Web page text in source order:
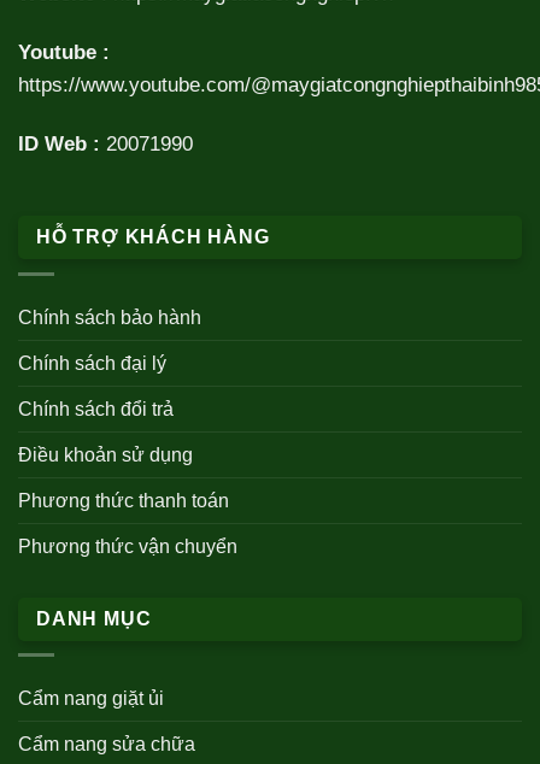
Youtube :
https://www.youtube.com/
ID Web : 20071990
HỖ TRỢ KHÁCH HÀNG
Chính sách bảo hành
Chính sách đại lý
Chính sách đổi trả
Điều khoản sử dụng
Phương thức thanh toán
Phương thức vận chuyển
DANH MỤC
Cẩm nang giặt ủi
Cẩm nang sửa chữa